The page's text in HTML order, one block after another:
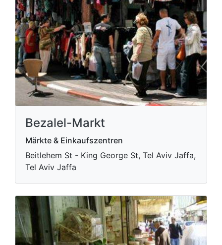
Bezalel-Markt
Märkte & Einkaufszentren
Beitlehem St - King George St, Tel Aviv Jaffa,
Tel Aviv Jaffa